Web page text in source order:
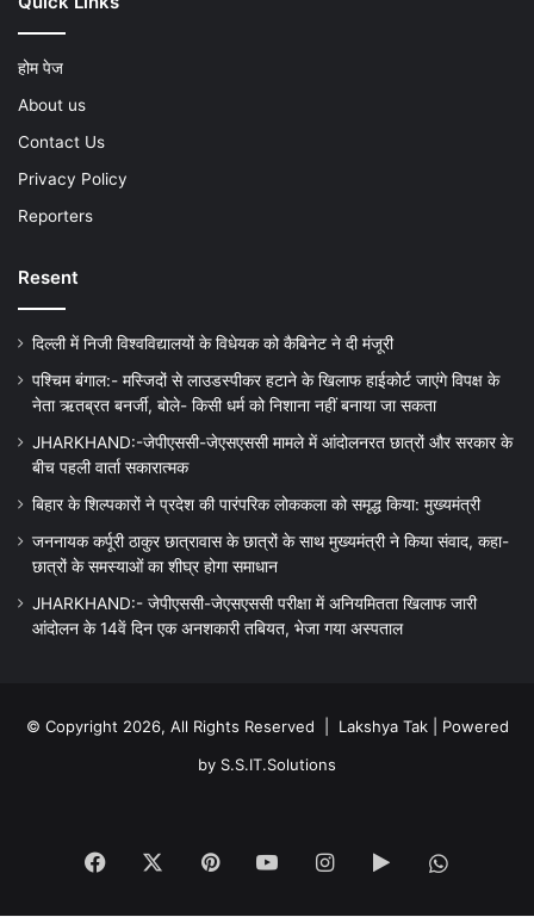
होम पेज
About us
Contact Us
Privacy Policy
Reporters
Resent
दिल्ली में निजी विश्वविद्यालयों के विधेयक को कैबिनेट ने दी मंजूरी
पश्चिम बंगाल:- मस्जिदों से लाउडस्पीकर हटाने के खिलाफ हाईकोर्ट जाएंगे विपक्ष के
नेता ऋतब्रत बनर्जी, बोले- किसी धर्म को निशाना नहीं बनाया जा सकता
JHARKHAND:-जेपीएससी-जेएसएससी मामले में आंदोलनरत छात्रों और सरकार के
बीच पहली वार्ता सकारात्मक
बिहार के शिल्पकारों ने प्रदेश की पारंपरिक लोककला को समृद्ध किया: मुख्यमंत्री
जननायक कर्पूरी ठाकुर छात्रावास के छात्रों के साथ मुख्यमंत्री ने किया संवाद, कहा-
छात्रों के समस्याओं का शीघ्र होगा समाधान
JHARKHAND:- जेपीएससी-जेएसएससी परीक्षा में अनियमितता खिलाफ जारी
आंदोलन के 14वें दिन एक अनशकारी तबियत, भेजा गया अस्पताल
© Copyright 2026, All Rights Reserved | Lakshya Tak| Powered
by S.S.IT.Solutions
Facebook PinterestYouTubeInstagram
Google